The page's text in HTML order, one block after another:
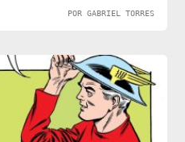
POR GABRIEL TORRES